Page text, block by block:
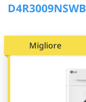
D4R3009NSWB
Migliore